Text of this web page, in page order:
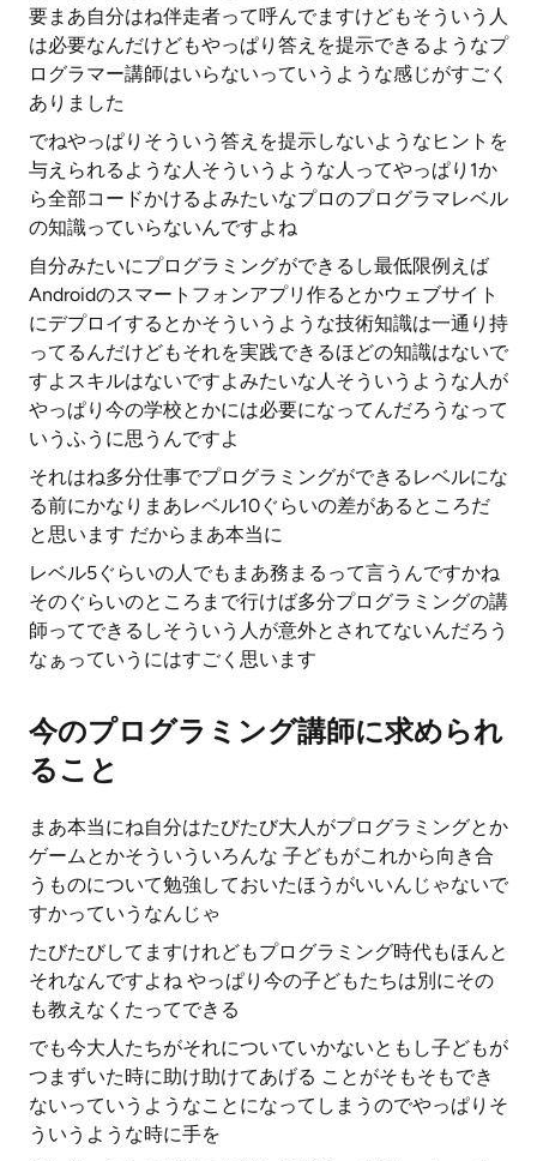
要まあ自分はね伴走者って呼んでますけどもそういう人
は必要なんだけどもやっぱり答えを提示できるようなプ
ログラマー講師はいらないっていうような感じがすごく
ありました
でねやっぱりそういう答えを提示しないようなヒントを
与えられるような人そういうような人ってやっぱり1か
ら全部コードかけるよみたいなプロのプログラマレベル
の知識っていらないんですよね
自分みたいにプログラミングができるし最低限例えば
Androidのスマートフォンアプリ作るとかウェブサイト
にデプロイするとかそういうような技術知識は一通り持
ってるんだけどもそれを実践できるほどの知識はないで
すよスキルはないですよみたいな人そういうような人が
やっぱり今の学校とかには必要になってんだろうなって
いうふうに思うんですよ
それはね多分仕事でプログラミングができるレベルにな
る前にかなりまあレベル10ぐらいの差があるところだ
と思います だからまあ本当に
レベル5ぐらいの人でもまあ務まるって言うんですかね
そのぐらいのところまで行けば多分プログラミングの講
師ってできるしそういう人が意外とされてないんだろう
なぁっていうにはすごく思います
今のプログラミング講師に求められ
ること
まあ本当にね自分はたびたび大人がプログラミングとか
ゲームとかそういういろんな 子どもがこれから向き合
うものについて勉強しておいたほうがいいんじゃないで
すかっていうなんじゃ
たびたびしてますけれどもプログラミング時代もほんと
それなんですよね やっぱり今の子どもたちは別にその
も教えなくたってできる
でも今大人たちがそれについていかないともし子どもが
つまずいた時に助け助けてあげる ことがそもそもでき
ないっていうようなことになってしまうのでやっぱりそ
ういうような時に手を